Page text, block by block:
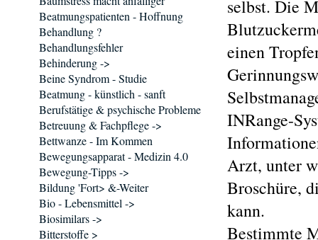
selbst. Die
einen
INRange-
Arzt, unter
Broschüre,
kann.
Bestimmte
Beatmungspatienten - Hoffnung
Behandlung ?
Behandlungsfehler
Behinderung ->
Beine Syndrom - Studie
Beatmung - künstlich - sanft
Berufstätige & psychische Probleme
Betreuung & Fachpflege ->
Bettwanze - Im Kommen
Bewegungsapparat - Medizin 4.0
Bewegung-Tipps ->
Bildung 'Fort> &-Weiter
Bio - Lebensmittel ->
Biosimilars ->
Bitterstoffe >